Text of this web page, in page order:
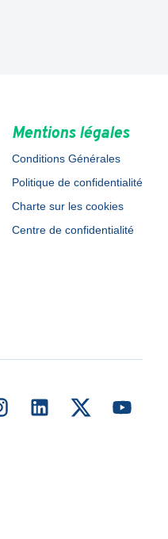
Mentions légales
Conditions Générales
Politique de confidentialité
Charte sur les cookies
Centre de confidentialité